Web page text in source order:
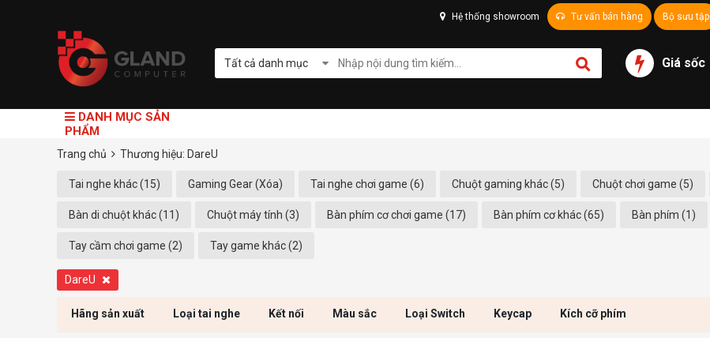
Hệ thống showroom Tư vấn bán hàng Bộ sưu tập
Tất cả danh mục Giá sốc
DANH MỤC SẢN
PHẨM
Trang chủ Thương hiệu: DareU
Tai nghe khác (15) Gaming Gear (Xóa) Tai nghe chơi game (6) Chuột gaming khác (5) Chuột chơi game (5)
Bàn di chuột khác (11) Chuột máy tính (3) Bàn phím cơ chơi game (17) Bàn phím cơ khác (65) Bàn phím (1)
Tay cầm chơi game (2) Tay game khác (2)
DareU
Hãng sản xuất Loại tai nghe Kết nối Màu sắc Loại Switch Keycap Kích cỡ phím